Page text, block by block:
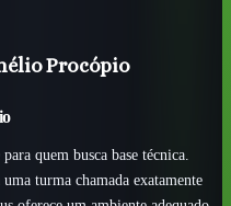
Procópio
quem busca base técnica.
turma chamada exatamente